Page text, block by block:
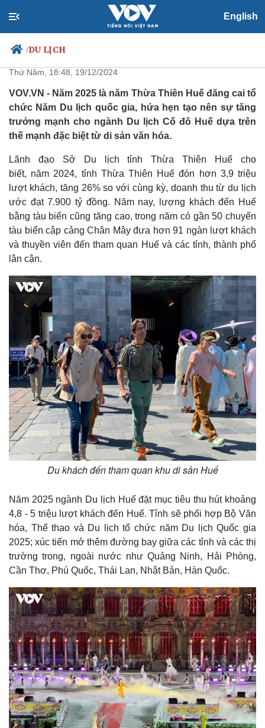
English
/DU LỊCH
Chính trị
Đảng
Tổ chức nhân sự
Nhận diện sự thật
Xã hội
Tin 24h
Dự báo thời tiết
Dấu ấn VOV
Việc làm
Biển đảo
Thế giới
Quan sát
Cuộc sống đó đây
Hồ sơ
Multimedia
Video
Ảnh
E-Magazine
Infographic
Du lịch Huế đón 3,9 triệu lượt
khách
Thứ Năm, 18:48, 19/12/2024
VOV.VN - Năm 2025 là năm Thừa Thiên Huế đăng cai tổ
chức Năm Du lịch quốc gia, hứa hẹn tạo nên sự tăng
trưởng mạnh cho ngành Du lịch Cố đô Huế dựa trên
thế mạnh đặc biệt từ di sản văn hóa.
Lãnh đạo Sở Du lịch tỉnh Thừa Thiên Huế cho
biết, năm 2024, tỉnh Thừa Thiên Huế đón hơn 3,9 triệu
lượt khách, tăng 26% so với cùng kỳ, doanh thu từ du lịch
ước đạt 7.900 tỷ đồng. Năm nay, lượng khách đến Huế
bằng tàu biển cũng tăng cao, trong năm có gần 50 chuyến
tàu biển cập cảng Chân Mây đưa hơn 91 ngàn lượt khách
và thuyền viên đến tham quan Huế và các tỉnh, thành phố
lân cận.
Du khách đến tham quan khu di sản Huế
Năm 2025 ngành Du lịch Huế đặt mục tiêu thu hút khoảng
4,8 - 5 triệu lượt khách đến Huế. Tỉnh sẽ phối hợp Bộ Văn
hóa, Thể thao và Du lịch tổ chức năm Du lịch Quốc gia
2025; xúc tiến mở thêm đường bay giữa các tỉnh và các thị
trường trong, ngoài nước như Quảng Ninh, Hải Phòng,
Cần Thơ, Phú Quốc, Thái Lan, Nhật Bản, Hàn Quốc.